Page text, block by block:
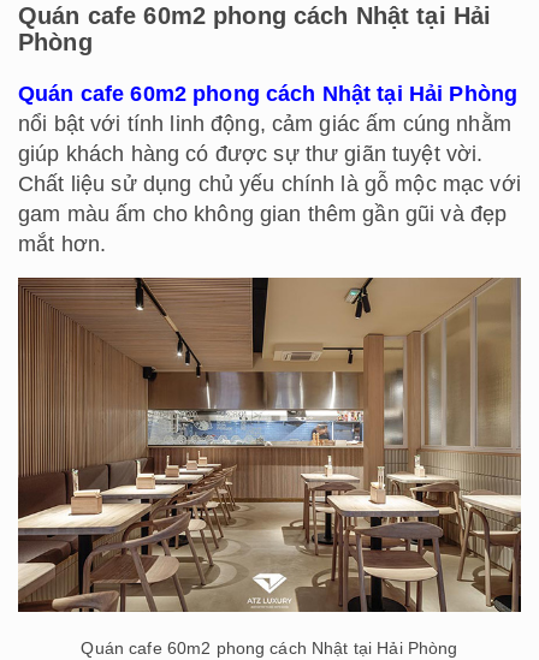
Quán cafe 60m2 phong cách Nhật tại Hải
Phòng
Quán cafe 60m2 phong cách Nhật tại Hải Phòng
nổi bật với tính linh động, cảm giác ấm cúng nhằm
giúp khách hàng có được sự thư giãn tuyệt vời.
Chất liệu sử dụng chủ yếu chính là gỗ mộc mạc với
gam màu ấm cho không gian thêm gần gũi và đẹp
mắt hơn.
Quán cafe 60m2 phong cách Nhật tại Hải Phòng